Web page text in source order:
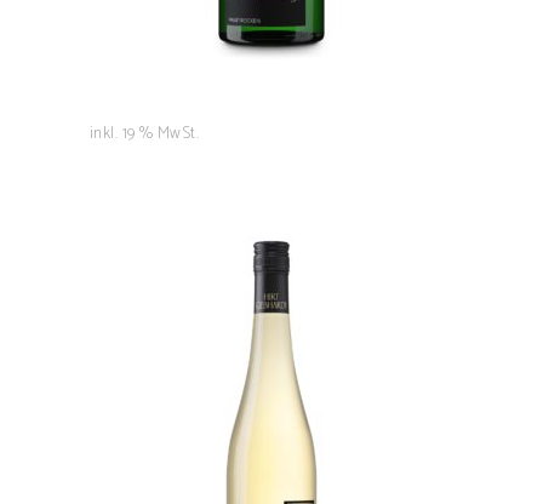
inkl. 19 % MwSt.
Riesling Classic
6,50 €